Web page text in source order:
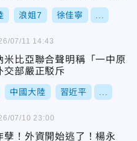
浪姐7 徐佳寧
米比亞聯合聲明稱「一中原
部嚴正駁斥
中國大陸 習近平
07/11 14:43
孽！外資開始逃了！楊永
07/10 23:00